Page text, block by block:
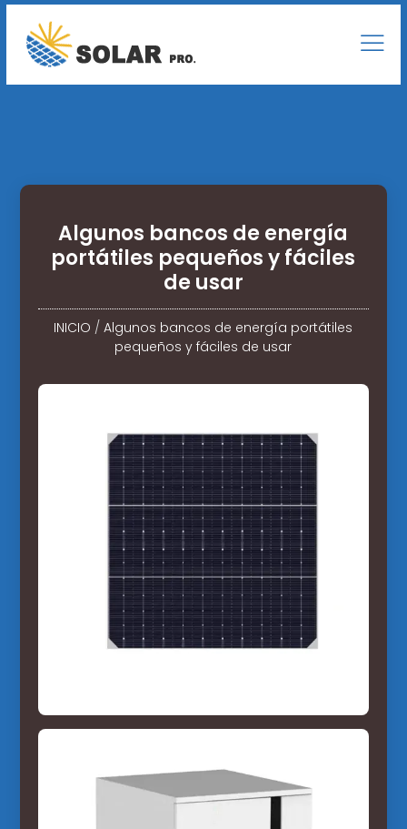
Algunos bancos de energía
portátiles pequeños y fáciles
de usar
INICIO /Algunos bancos de energía portátiles
pequeños y fáciles de usar